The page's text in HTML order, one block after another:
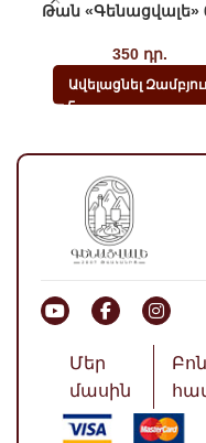
Թան «Գենացվալե»
350 դր.
Ավելացնել
Մեր
մասին